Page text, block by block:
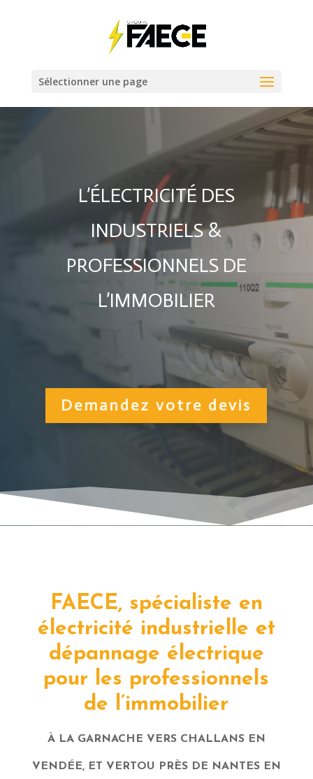
Sélectionner une page
L’ÉLECTRICITÉ DES
INDUSTRIELS &
PROFESSIONNELS DE
L’IMMOBILIER
Demandez votre devis
FAECE, spécialiste en
électricité industrielle et
dépannage électrique
pour les professionnels
de l’immobilier
À LA GARNACHE VERS CHALLANS EN
VENDÉE, ET VERTOU PRÈS DE NANTES EN